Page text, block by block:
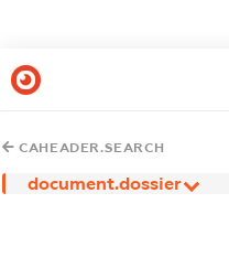
CAHEADER.SEARCH
document.dossier